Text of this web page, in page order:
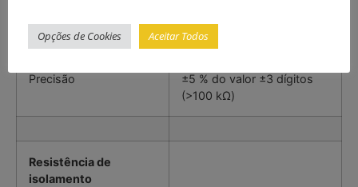
Resolução 0,01 GΩ
Precisão
±5 % do valor ±3 dígitos
(>100 kΩ)
Resistência de
isolamento
Opções de Cookies Aceitar Todos